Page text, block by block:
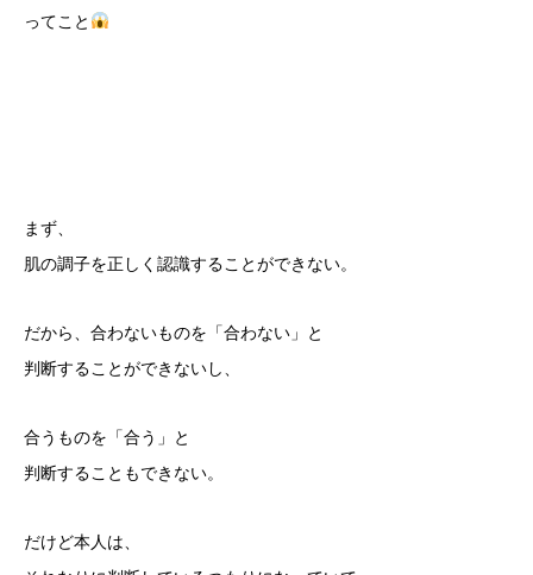
ってこと
まず、
肌の調子を正しく認識することができない。
だから、合わないものを「合わない」と
判断することができないし、
合うものを「合う」と
判断することもできない。
だけど本人は、